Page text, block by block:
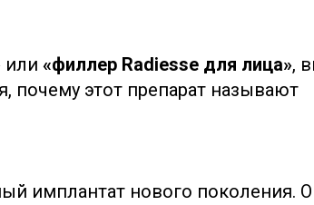
или «филлер Radiesse для лица»,
почему этот препарат называют
имплантат нового поколения.